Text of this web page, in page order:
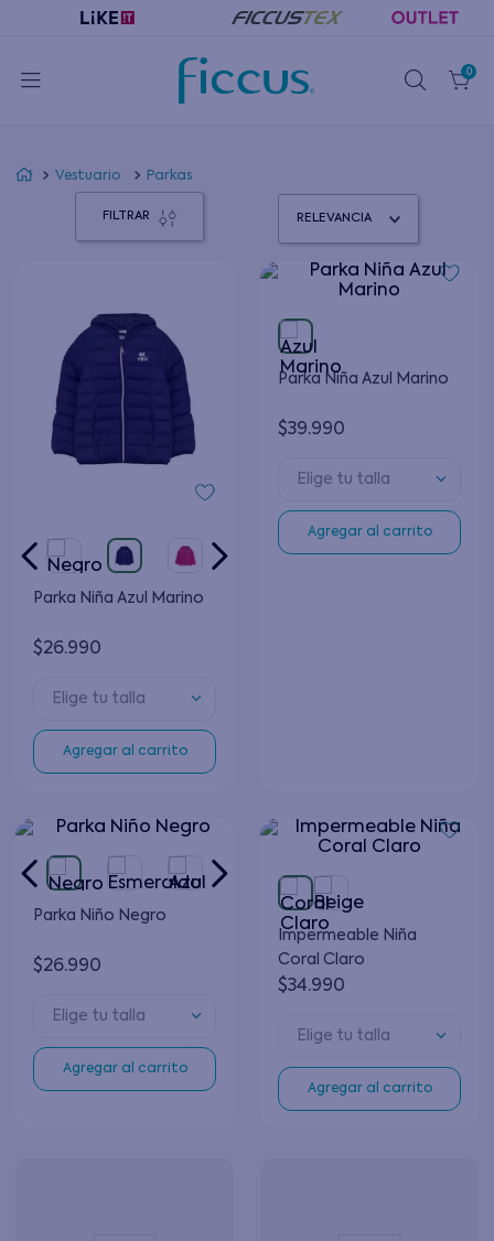
0
Vestuario Parkas
FILTRAR RELEVANCIA
Parka Niña Azul Marino
$26.990
Elige tu talla
Agregar al carrito
Parka Niña Azul Marino
$39.990
Elige tu talla
Agregar al carrito
Parka Niño Negro
$26.990
Elige tu talla
Agregar al carrito
Impermeable Niña
Coral Claro
$34.990
Elige tu talla
Agregar al carrito